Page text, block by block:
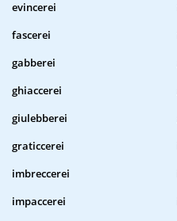
evincerei
fascerei
gabberei
ghiaccerei
giulebberei
graticcerei
imbreccerei
impaccerei